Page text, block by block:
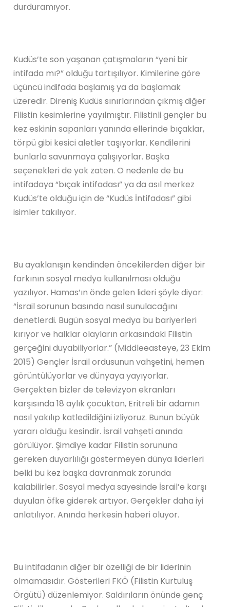
durduramıyor.
Kudüs’te son yaşanan çatışmaların “yeni bir
intifada mı?” olduğu tartışılıyor. Kimilerine göre
üçüncü indifada başlamış ya da başlamak
üzeredir. Direniş Kudüs sınırlarından çıkmış diğer
Filistin kesimlerine yayılmıştır. Filistinli gençler bu
kez eskinin sapanları yanında ellerinde bıçaklar,
törpü gibi kesici aletler taşıyorlar. Kendilerini
bunlarla savunmaya çalışıyorlar. Başka
seçenekleri de yok zaten. O nedenle de bu
intifadaya “bıçak intifadası” ya da asıl merkez
Kudüs’te olduğu için de “Kudüs İntifadası” gibi
isimler takılıyor.
Bu ayaklanışın kendinden öncekilerden diğer bir
farkının sosyal medya kullanılması olduğu
yazılıyor. Hamas’ın önde gelen lideri şöyle diyor:
“İsrail sorunun basında nasıl sunulacağını
denetlerdi. Bugün sosyal medya bu bariyerleri
kırıyor ve halklar olayların arkasındaki Filistin
gerçeğini duyabiliyorlar.” (Middleeasteye, 23 Ekim
2015) Gençler İsrail ordusunun vahşetini, hemen
görüntülüyorlar ve dünyaya yayıyorlar.
Gerçekten bizler de televizyon ekranları
karşısında 18 aylık çocuktan, Eritreli bir adamın
nasıl yakılıp katledildiğini izliyoruz. Bunun büyük
yararı olduğu kesindir. İsrail vahşeti anında
görülüyor. Şimdiye kadar Filistin sorununa
gereken duyarlılığı göstermeyen dünya liderleri
belki bu kez başka davranmak zorunda
kalabilirler. Sosyal medya sayesinde İsrail’e karşı
duyulan öfke giderek artıyor. Gerçekler daha iyi
anlatılıyor. Anında herkesin haberi oluyor.
Bu intifadanın diğer bir özelliği de bir liderinin
olmamasıdır. Gösterileri FKÖ (Filistin Kurtuluş
Örgütü) düzenlemiyor. Saldırıların önünde genç